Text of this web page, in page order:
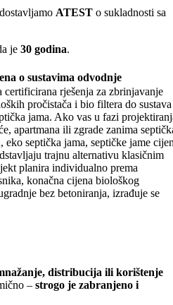
ATESTo sukladnosti sa
je 30 godina.
o sustavima odvodnje
rješenja za zbrinjavanje
pročistača i bio filtera do sustava
jama. Ako vas u fazi
apartmana ili zgrade zanima
eko septička jama, septičke jame
trajnu alternativu klasičnim
planira individualno prema
konačna cijena biološkog
bez betoniranja, izrađuje se
distribucija ili korištenje
– strogo je zabranjeno i